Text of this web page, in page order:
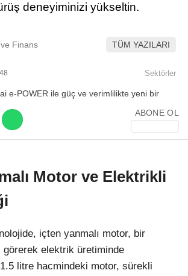
WhatsApp İhbar Hattı
Instagram
deneyiminizi yükseltin.
Finans TÜM YAZILARI
Sektörler
ABONE OL
Motor ve Elektrikli
içten yanmalı motor, bir
görerek elektrik üretiminde
1.5 litre hacmindeki motor, sürekli